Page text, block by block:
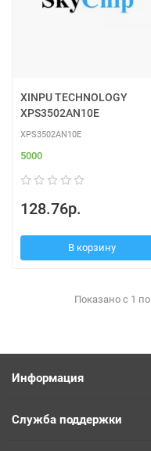
XINPU TECHNOLOGY
XPS3502AN10E
XPS3502AN10E
5000
128.76р.
В корзину
Показано с 1
Информация
Служба поддержки